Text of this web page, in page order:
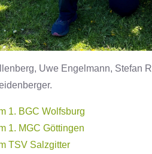
Uwe Engelmann, Stefan
1. BGC Wolfsburg
1. MGC Göttingen
TSV Salzgitter